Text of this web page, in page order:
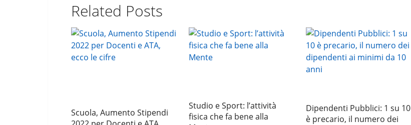
Related Posts
Scuola, Aumento Stipendi
Studio e Sport: l’attività
fisica che fa bene alla
Dipendenti Pubblici: 1 su 10
è precario, il numero dei